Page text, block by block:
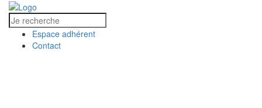
Espace adhérent
Contact